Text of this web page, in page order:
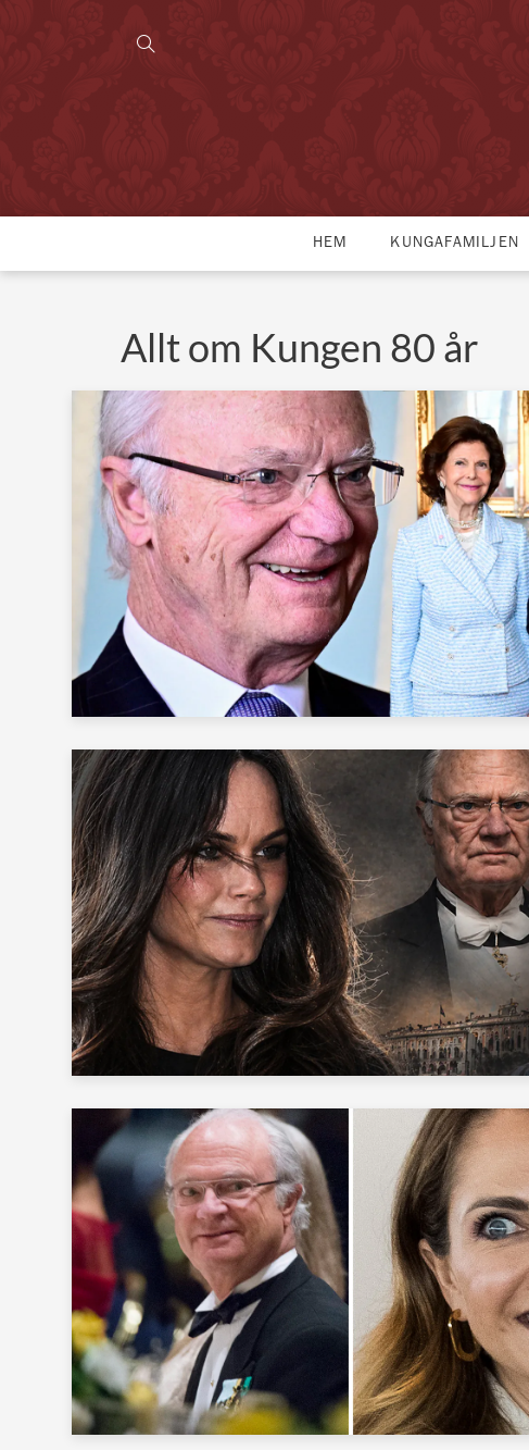
HEM KUNGAFAMILJEN
Allt om Kungen 80 år